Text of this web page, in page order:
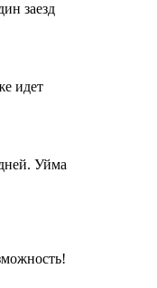
заезд
идет
Уйма